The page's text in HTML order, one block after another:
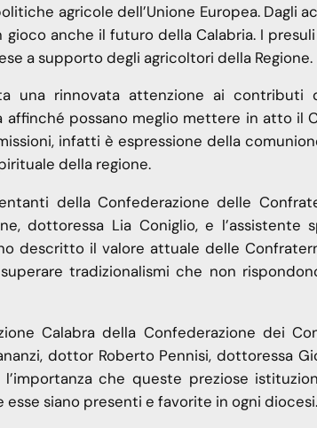
agricole dell’Unione Europea. Dagli
gioco anche il futuro della Calabria. I
a supporto degli agricoltori della Regione.
una rinnovata attenzione ai contributi
affinché possano meglio mettere in atto il
infatti è espressione della
della regione.
della Confederazione delle
dottoressa Lia Coniglio, e l’assistente
descritto il valore attuale delle
tradizionalismi che non
Calabra della Confederazione dei
dottor Roberto Pennisi, dottoressa
l’importanza che queste preziose
esse siano presenti e favorite in ogni diocesi.